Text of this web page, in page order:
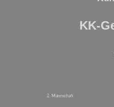
KK-
2. Mannschaft